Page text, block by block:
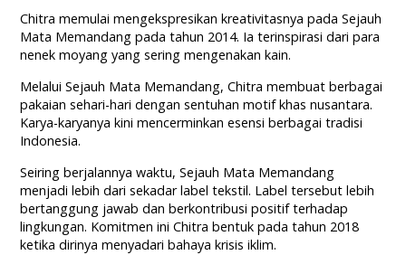
Chitra memulai mengekspresikan kreativitasnya pada Sejauh
Mata Memandang pada tahun 2014. Ia terinspirasi dari para
nenek moyang yang sering mengenakan kain.
Melalui Sejauh Mata Memandang, Chitra membuat berbagai
pakaian sehari-hari dengan sentuhan motif khas nusantara.
Karya-karyanya kinimencerminkan esensi berbagai tradisi
Indonesia.
Seiring berjalannya waktu, Sejauh Mata Memandang
menjadi lebih dari sekadar label tekstil. Label tersebut lebih
bertanggung jawab dan berkontribusi positif terhadap
lingkungan. Komitmen ini Chitra bentuk pada tahun 2018
ketika dirinya menyadari bahaya krisis iklim.